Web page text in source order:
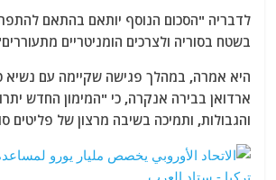
לדבריה "הסכום הנוסף יותאם בהתאם
בשטח בסוריה ולצרכים הומניטריים
היא אמרה, במהלך פגישה שקיימה עם נשיא
ארדואן בבירה אנקרה, כי "המימון החדש
והגבולות, ותמיכה בשיבה מרצון של פליטים